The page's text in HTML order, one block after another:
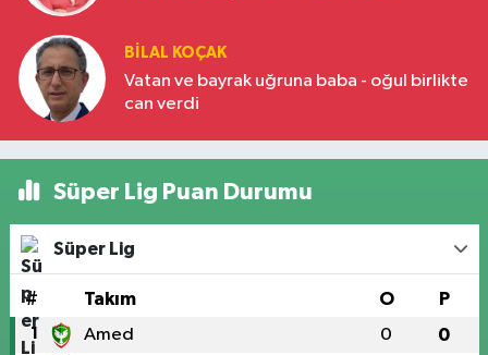
BILAL KOÇAK
Vatan ve bayrak uğruna baba - oğul birlikte
can verdi
Süper Lig Puan Durumu
Süper Lig
# Takım O P
1 Amed 0 0